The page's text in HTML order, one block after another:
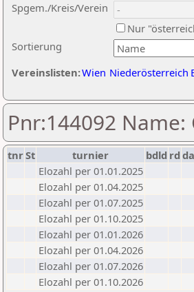
Sortierung
Spgem./Kreis/Verein
Nur
Vereinslisten:Wien Niederösterreich
Pnr:144092
tnrSt turnier bdld rd
Elozahl per 01.01.2025
Elozahl per 01.04.2025
Elozahl per 01.07.2025
Elozahl per 01.10.2025
Elozahl per 01.01.2026
Elozahl per 01.04.2026
Elozahl per 01.07.2026
Elozahl per 01.10.2026